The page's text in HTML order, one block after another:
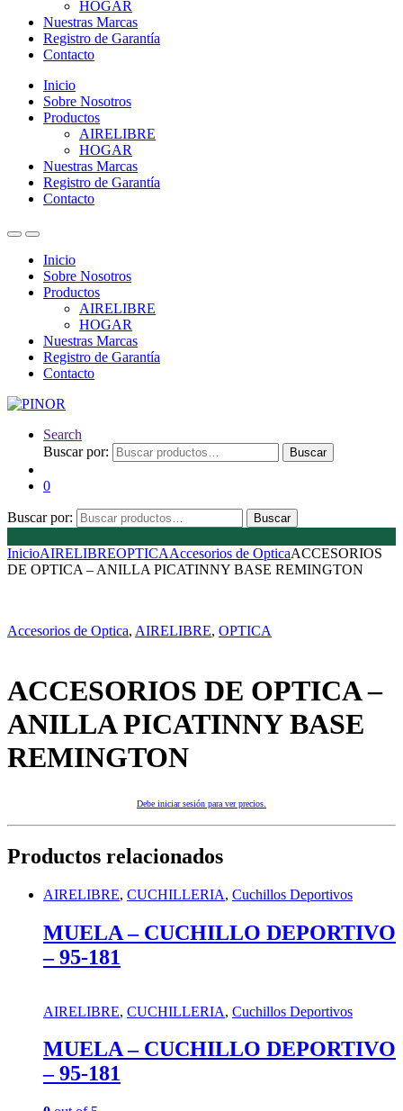
HOGAR
Nuestras Marcas
Registro de Garantía
Contacto
Inicio
Sobre Nosotros
Productos
AIRELIBRE
HOGAR
Nuestras Marcas
Registro de Garantía
Contacto
Inicio
Sobre Nosotros
Productos
AIRELIBRE
HOGAR
Nuestras Marcas
Registro de Garantía
Contacto
Search
Buscar por:
Buscar
0
Buscar por: Buscar
InicioAIRELIBREOPTICAAccesorios de OpticaACCESORIOS
DE OPTICA – ANILLA PICATINNY BASE REMINGTON
Accesorios de Optica, AIRELIBRE, OPTICA
ACCESORIOS DE OPTICA –
ANILLA PICATINNY BASE
REMINGTON
Debe iniciar sesión para ver precios.
Productos relacionados
AIRELIBRE, CUCHILLERIA, Cuchillos Deportivos
MUELA – CUCHILLO DEPORTIVO
– 95-181
AIRELIBRE, CUCHILLERIA, Cuchillos Deportivos
MUELA – CUCHILLO DEPORTIVO
– 95-181